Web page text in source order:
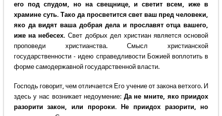
его под спудом, но на свещнице, и светит всем, иже в
храмине суть. Тако да просветится свет ваш пред человеки,
яко да видят ваша добрая дела и прославят отца вашего,
иже на небесех.Свет добрых дел христиан является основой
проповеди христианства. Смысл христианской
государственности - идею справедливости Божией воплотить в
форме самодержавной государственной власти.
Господь говорит, чем отличается Его учение от закона ветхого. И
здесь у нас возникает недоумение: Да не мните, яко приидох
разорити закон, или пророки. Не приидох разорити, но